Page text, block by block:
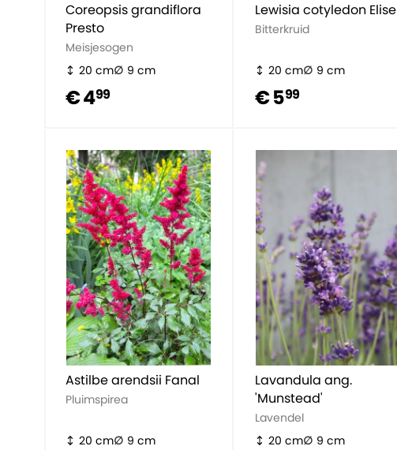
Coreopsis grandiflora
Presto
Meisjesogen
20 cm
9 cm
€ 499
Lewisia cotyledon Elise
Bitterkruid
20 cm 9 cm
€ 599
Astilbe arendsii Fanal
Pluimspirea
20 cm 9 cm
Lavandula ang.
'Munstead'
Lavendel
20 cm
9 cm